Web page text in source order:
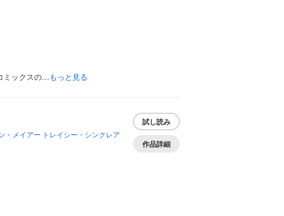
ミックスの…もっと見る
・メイアー トレイシー・シンクレア
試し読み
作品詳細